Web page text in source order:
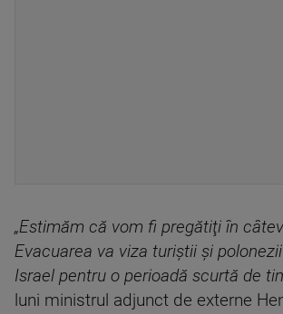
„Estimăm că vom fi pregătiţi în
Evacuarea va viza turiştii şi
Israel pentru o perioadă scurtă de
luni ministrul adjunct de externe